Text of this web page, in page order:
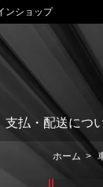
ンショップ
支払・配送につ
ホーム >